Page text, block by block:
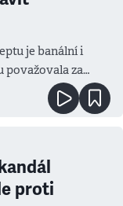
je banální i
považovala za
proti